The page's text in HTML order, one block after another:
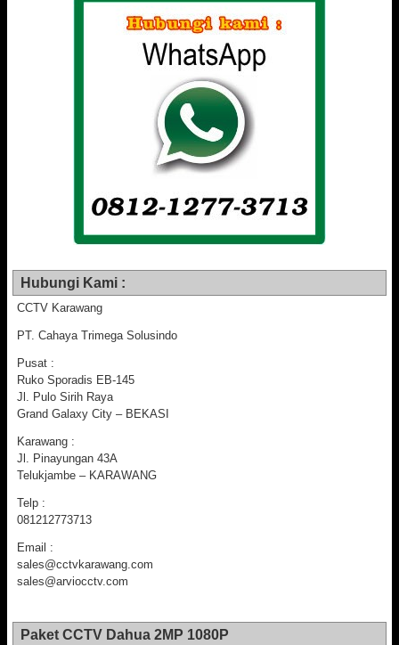
Hubungi Kami :
CCTV Karawang
PT. Cahaya Trimega Solusindo
Pusat :
Ruko Sporadis EB-145
Jl. Pulo Sirih Raya
Grand Galaxy City – BEKASI
Karawang :
Jl. Pinayungan 43A
Telukjambe – KARAWANG
Telp :
081212773713
Email :
sales@cctvkarawang.com
sales@arviocctv.com
Paket CCTV Dahua 2MP 1080P